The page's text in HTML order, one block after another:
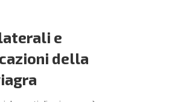
e
della